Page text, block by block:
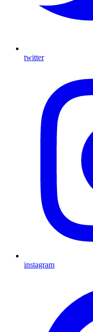
twitter
instagram